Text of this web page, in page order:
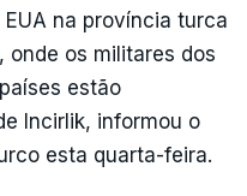
na província turca
onde os militares dos
estão
Incirlik, informou o
esta quarta-feira.